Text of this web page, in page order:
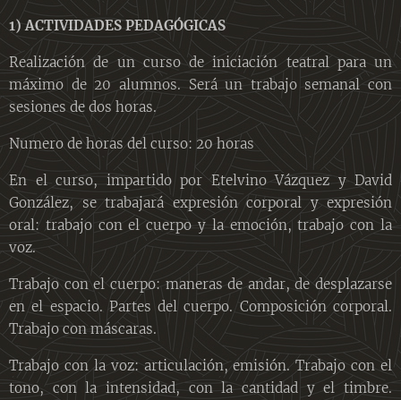
1) ACTIVIDADES PEDAGÓGICAS
Realización de un curso de iniciación teatral para un
máximo de 20 alumnos. Será un trabajo semanal con
sesiones de dos horas.
Numero de horas del curso: 20 horas
En el curso, impartido por Etelvino Vázquez y David
González, se trabajará expresión corporal y expresión
oral: trabajo con el cuerpo y la emoción, trabajo con la
voz.
Trabajo con el cuerpo: maneras de andar, de desplazarse
en el espacio. Partes del cuerpo. Composición corporal.
Trabajo con máscaras.
Trabajo con la voz: articulación, emisión. Trabajo con el
tono, con la intensidad, con la cantidad y el timbre.